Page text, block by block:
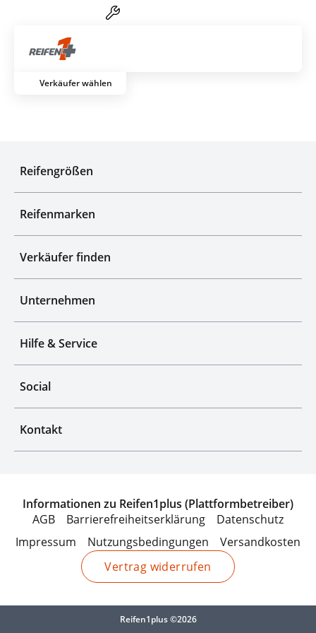
Verkäufer wählen
Reifengrößen
Reifenmarken
Verkäufer finden
Unternehmen
Hilfe & Service
Social
Kontakt
Informationen zu Reifen1plus (Plattformbetreiber)
AGB
Barrierefreiheitserklärung
Datenschutz
Impressum
Nutzungsbedingungen
Versandkosten
Vertrag widerrufen
Reifen1plus ©2026